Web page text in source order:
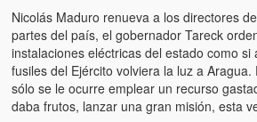
Victimas del 11 de abril de 2002
Víctimas del régimen dictatorial de
poder hasta el 31 de diciembre de
Víctimas inocentes de la violencia
Nicolás Maduro renueva a los directores
partes del país, el gobernador Tareck
instalaciones eléctricas del estado como si
fusiles del Ejército volviera la luz a
sólo se le ocurre emplear un recurso
daba frutos, lanzar una gran misión, esta